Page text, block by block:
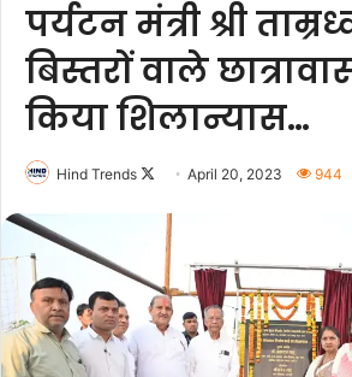
पर्यटन मंत्री श्री
बिस्तरों वाले
किया शिलान्यास…
Hind Trends
FollowApril 20, 2023 944